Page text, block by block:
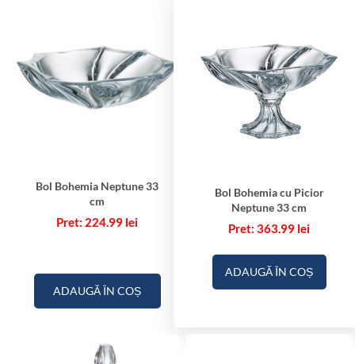
Bol Bohemia Neptune 33
cm
224.99 lei
ADAUGĂ ÎN COȘ
Bol Bohemia cu Picior
Neptune 33 cm
363.99 lei
ADAUGĂ ÎN COȘ